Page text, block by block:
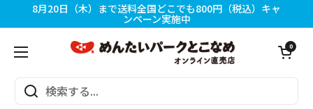
コンテンツへスキップ
8月20日（木）まで送料全国どこでも800円（税込）キャ
ンペーン実施中
メニューを開く
カートを開く
0